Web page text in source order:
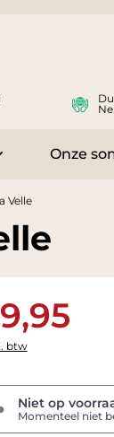
Onze
Velle
btw
Niet op
Momenteel niet